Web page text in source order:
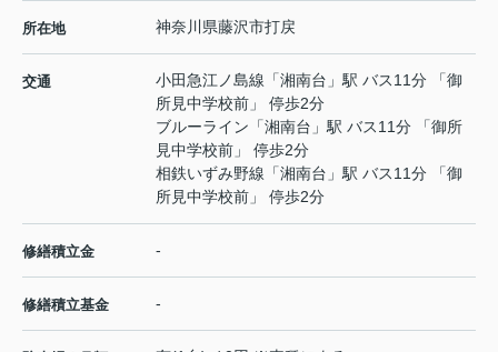
所在地 神奈川県藤沢市打戻
交通 小田急江ノ島線 「湘南台 」駅 バス11分 「御
所見中学校前」 停歩2分
ブルーライン 「湘南台 」駅 バス11分 「御所
見中学校前」 停歩2分
相鉄いずみ野線 「湘南台 」駅 バス11分 「御
所見中学校前」 停歩2分
修繕積立金 -
修繕積立基金 -